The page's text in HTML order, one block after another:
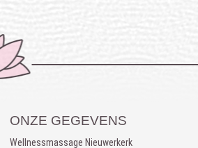
ONZE GEGEVENS
Wellnessmassage Nieuwerkerk